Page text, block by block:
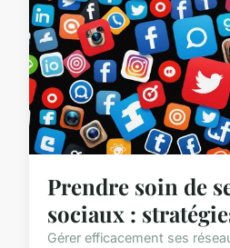
Prendre soin de
sociaux :
Gérer efficacement ses